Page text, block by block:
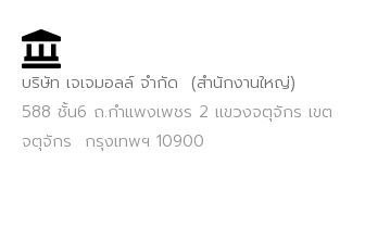
บริษัท เจเจมอลล์ จำกัด (สำนักงานใหญ่)
588 ชั้น6 ถ.กำแพงเพชร 2 แขวงจตุจักร เขต
จตุจักร กรุงเทพฯ 10900